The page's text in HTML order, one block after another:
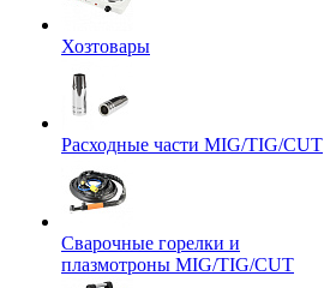
Хозтовары
Расходные части MIG/TIG/CUT
Сварочные горелки и
плазмотроны MIG/TIG/CUT